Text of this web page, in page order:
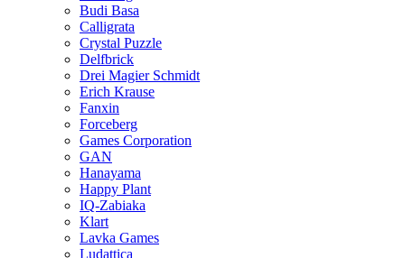
Budi Basa
Calligrata
Crystal Puzzle
Delfbrick
Drei Magier Schmidt
Erich Krause
Fanxin
Forceberg
Games Corporation
GAN
Hanayama
Happy Plant
IQ-Zabiaka
Klart
Lavka Games
Ludattica